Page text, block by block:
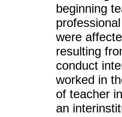
beginning
were
resulting
conduct
worked in
of teacher
an